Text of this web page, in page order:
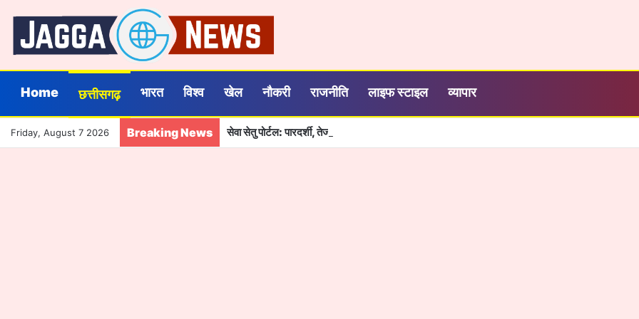
Home छत्तीसगढ़ भारत विश्व खेल नौकरी राजनीति लाइफ स्टाइल व्यापार
Friday, August 7 2026 Breaking News सेवा सेतु पोर्टल: पारदर्शी, तेज और आसान हुई सरकारी सेवाओं की व्यवस्था